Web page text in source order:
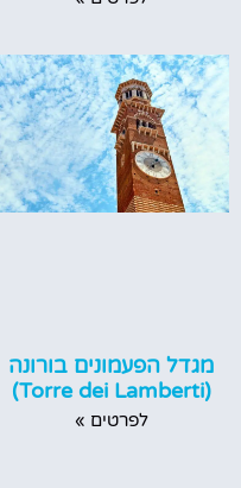
מגדל הפעמונים בורונה
(Torre dei Lamberti)
לפרטים »